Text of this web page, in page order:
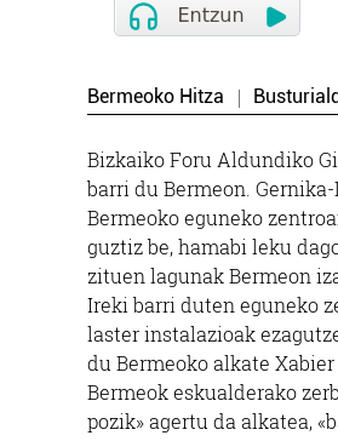
Bermeoko Hitza
Bizkaiko Foru Aldundiko
barri du Bermeon.
Bermeoko eguneko
guztiz be, hamabi leku
zituen lagunak Bermeon
Ireki barri duten eguneko
laster instalazioak
du Bermeoko alkate Xabier
Bermeok eskualderako
pozik» agertu da alkatea,